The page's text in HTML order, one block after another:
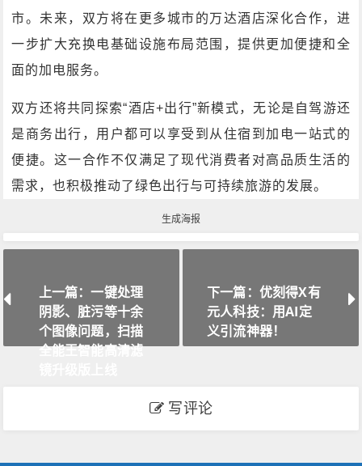
市。未来，双方将在更多城市的万达酒店深化合作，进
一步扩大充换电基础设施布局范围，提供更加便捷和全
面的加电服务。
双方还将共同探索“酒店+出行”新模式，无论是自驾游还
是商务出行，用户都可以享受到从住宿到加电一站式的
便捷。这一合作不仅满足了现代消费者对高品质生活的
需求，也积极推动了绿色出行与可持续旅游的发展。
生成海报
上一篇：一键处理
阴影、脏污等十余
个图像问题，扫描
全能王智能高清滤
下一篇：优刻得X有
元人科技：用AI定
义引流神器！
写评论